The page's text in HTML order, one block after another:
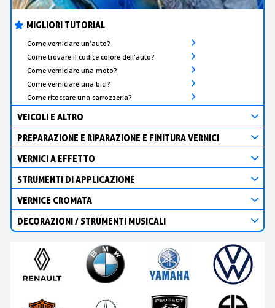
MIGLIORI TUTORIAL
Come verniciare un'auto?
Come trovare il codice colore dell'auto?
Come verniciare una moto?
Come verniciare una bici?
Come ritoccare una carrozzeria?
VEICOLI E ALTRO
PREPARAZIONE E RIPARAZIONE E FINITURA VERNICI
VERNICI A EFFETTO
STRUMENTI DI APPLICAZIONE
VERNICE CROMATA
DECORAZIONI / STRUMENTI MUSICALI